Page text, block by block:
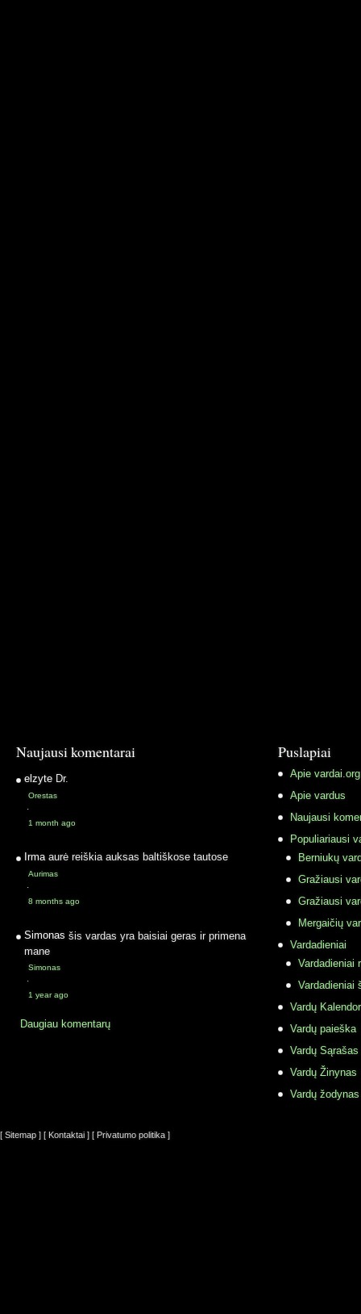
Naujausi komentarai
elzyte Dr.
Orestas
·
1 month ago
Irma aurė reiškia auksas baltiškose tautose
Aurimas
·
8 months ago
Simonas šis vardas yra baisiai geras ir primena
mane
Simonas
·
1 year ago
Daugiau komentarų
Puslapiai
Apie vardai.org
Apie vardus
Naujausi
Populiariausi
Berniukų
Gražiausi
Gražiausi
Mergaičių
Vardadieniai
Vardadieniai
Vardadieniai
Vardų
Vardų paieška
Vardų Sąrašas
Vardų Žinynas
Vardų
[ Sitemap ] [ Kontaktai ] [ Privatumo politika ]